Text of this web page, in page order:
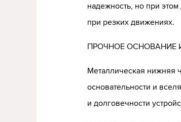
надежность, но при
при резких движениях.
ПРОЧНОЕ ОСНОВАНИЕ
Металлическая нижняя
основательности и
и долговечности